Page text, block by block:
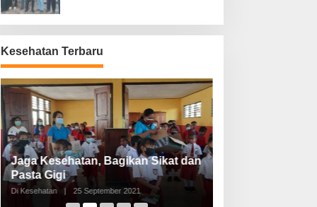
Kesehatan Terbaru
Jaga Kesehatan, Bagikan Sikat dan
Pasta Gigi
Di Kesehatan | 25 September 2021